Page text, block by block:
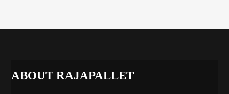
ABOUT RAJAPALLET